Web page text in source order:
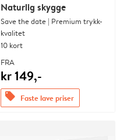
Naturlig skygge
Save the date | Premium trykk-
kvalitet
10 kort
FRA
kr 149,-
offers Faste lave priser